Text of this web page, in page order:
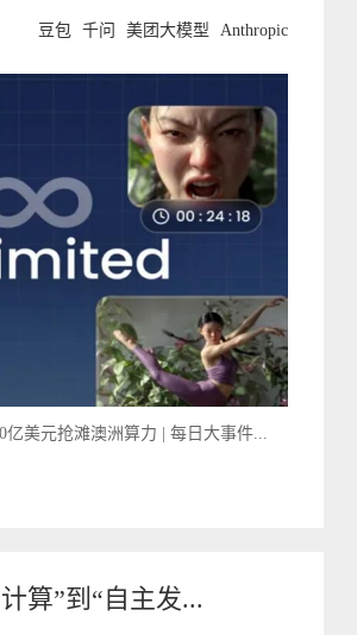
豆包 千问 美团大模型 Anthropic
亿美元抢滩澳洲算力 | 每日大事件...
算”到“自主发...